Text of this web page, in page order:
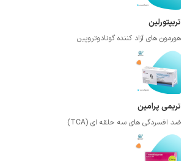
تریپتورلین
هورمون های آزاد کننده گونادوتروپین
تریمی پرامین
ضد افسردگی های سه حلقه ای (TCA)